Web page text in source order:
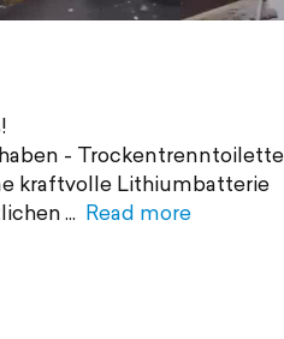
-
kraftvolle Lithiumbatterie
Read more